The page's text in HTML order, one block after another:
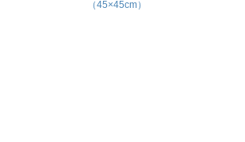
（45×45cm）